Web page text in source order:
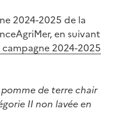
2024-2025 de la
en suivant
2024-2025
de terre chair
II non lavée en